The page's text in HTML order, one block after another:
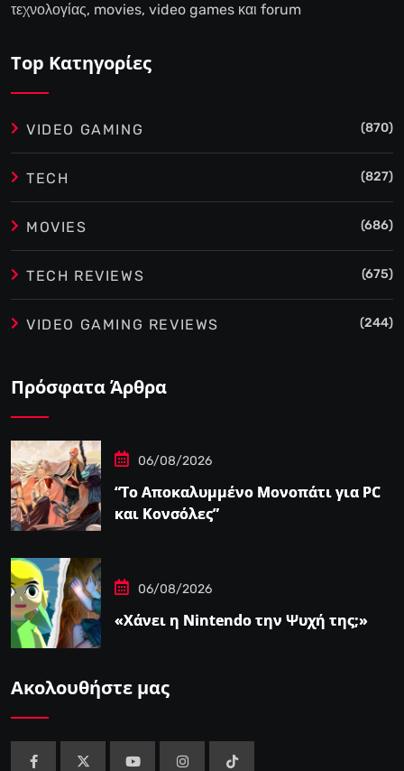
τεχνολογίας, movies, video games και forum
Top Κατηγορίες
VIDEO GAMING (870)
TECH (827)
MOVIES (686)
TECH REVIEWS (675)
VIDEO GAMING REVIEWS (244)
Πρόσφατα Άρθρα
06/08/2026
“Το Αποκαλυμμένο Μονοπάτι για PC
και Κονσόλες”
06/08/2026
«Χάνει η Nintendo την Ψυχή της;»
Ακολουθήστε μας